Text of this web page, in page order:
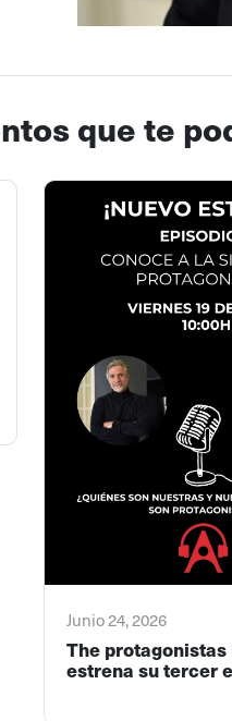
que te
Junio 24, 2026
The protagonistas
estrena su tercer